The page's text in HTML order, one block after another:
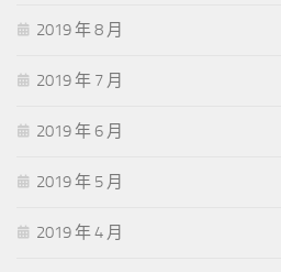
2019 年 8 月
2019 年 7 月
2019 年 6 月
2019 年 5 月
2019 年 4 月